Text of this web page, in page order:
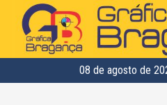
08 de agosto de